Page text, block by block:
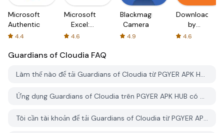
Microsoft
Authenticator
4.4
Microsoft
Excel:
Spreadsheets
4.6
Blackmagic
Camera
4.9
Downloader
by
AFTVnews
4.6
Guardians of Cloudia FAQ
Làm thế nào để tải Guardians of Cloudia từ PGYER APK HUB?
Ứng dụng Guardians of Cloudia trên PGYER APK HUB có miễn phí không?
Tôi cần tài khoản để tải Guardians of Cloudia từ PGYER APK HUB không?